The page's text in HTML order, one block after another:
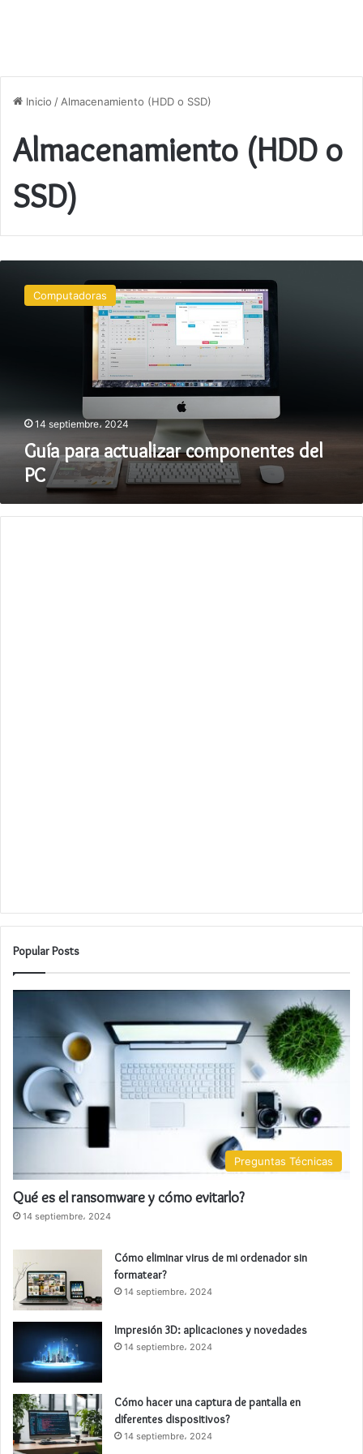
Inicio / Almacenamiento (HDD o SSD)
Almacenamiento (HDD o
SSD)
actualizarComputadoras
14 septiembre، 2024
Guía para actualizar componentes del
PC
Popular Posts
Preguntas Técnicas
Qué es el ransomware y cómo evitarlo?
14 septiembre، 2024
Cómo eliminar virus de mi ordenador sin
formatear?
14 septiembre، 2024
Impresión 3D: aplicaciones y novedades
14 septiembre، 2024
Cómo hacer una captura de pantalla en
diferentes dispositivos?
14 septiembre، 2024